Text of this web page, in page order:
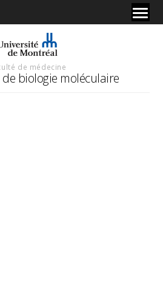
de médecine
biologie moléculaire